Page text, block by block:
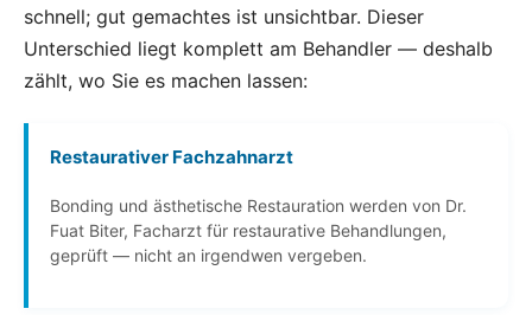
schnell; gut gemachtes ist unsichtbar. Dieser
Unterschied liegt komplett am Behandler — deshalb
zählt, wo Sie es machen lassen:
Restaurativer Fachzahnarzt
Bonding und ästhetische Restauration werden von Dr.
Fuat Biter, Facharzt für restaurative Behandlungen,
geprüft — nicht an irgendwen vergeben.